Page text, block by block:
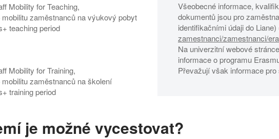
Mobility for Teaching,
zaměstnanců na výukový pobyt
teaching period
Mobility for Training,
zaměstnanců na školení
training period
Všeobecné informace,
dokumentů jsou pro
identifikačními údaji do Liane)
zamestnanci/zamestnanci/
Na univerzitní webové
informace o programu
Převažují však informace pro
je možné vycestovat?